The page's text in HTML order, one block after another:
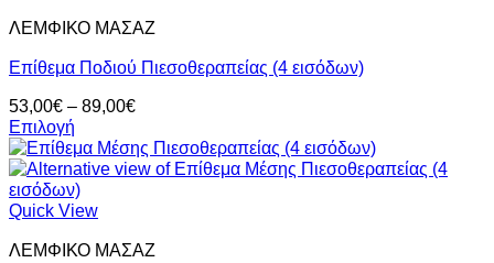
παραλλαγές.
επιλογές
να
επιλεγούν
στη
σελίδα
του
προϊόντος
ΛΕΜΦΙΚΟ ΜΑΣΑΖ
Επίθεμα Ποδιού Πιεσοθεραπείας (4 εισόδων)
53,00€ – 89,00€Price
53,00€
through
Επιλογή
Αυτό
το
προϊόν
έχει
παραλλαγές.
Quick View
ΛΕΜΦΙΚΟ ΜΑΣΑΖ